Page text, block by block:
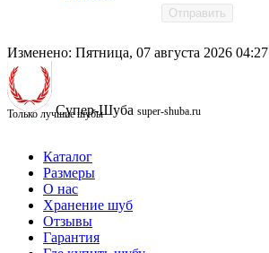
Отправить
Изменено: Пятница, 07 августа 2026 04:27
Супер-Шуба super-shuba.ru
Только лучшие шубы
Каталог
Размеры
О нас
Хранение шуб
Отзывы
Гарантия